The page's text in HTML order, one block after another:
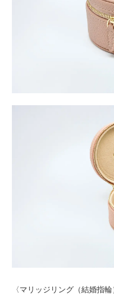
〈マリッジリング（結婚指